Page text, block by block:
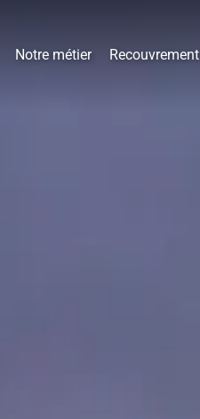
Notre métier Recouvrement